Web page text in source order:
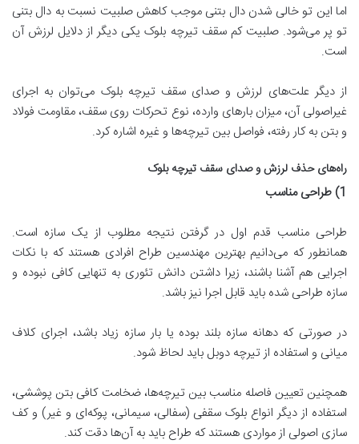
اما این تو خالی شدن دال بتنی موجب کاهش صلبیت نسبت به دال بتنی
تو پر می‌شود. صلبیت کم سقف تیرچه بلوک یکی دیگر از دلایل لرزش آن
است.
از دیگر علت‌های لرزش و صدای سقف تیرچه بلوک می‌توان به اجرای
غیراصولی آن، میزان بارهای وارده، نوع تحرکات روی سقف، مقاومت فولاد
و بتن به کار رفته، فواصل بین تیرچه‌ها و غیره اشاره کرد.
راههای حذف لرزش و صدای سقف تیرچه بلوک
1) طراحی مناسب
طراحی مناسب قدم اول در گرفتن نتیجه مطلوب از یک سازه است.
همانطور که می‌دانیم بهترین مهندسین طراح‌ افرادی هستند که با نکات
اجرایی هم آشنا باشند، زیرا داشتن دانش تئوری به تنهایی کافی نبوده و
سازه طراحی شده باید قابل اجرا نیز باشد.
در صورتی که دهانه سازه بلند بوده یا بار سازه زیاد باشد، اجرای کلاف
میانی و استفاده از تیرچه دوبل باید لحاظ شود.
همچنین تعیین فاصله مناسب بین تیرچه‌ها، ضخامت کافی بتن پوششی،
استفاده از دیگر انواع بلوک سقفی (سفالی، سیمانی، پوکه‌ای و غیر) و کف
سازی اصولی از مواردی هستند که طراح باید به آن‌ها دقت کند.